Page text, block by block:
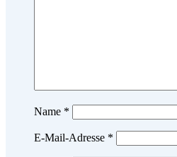
Name *
E-Mail-Adresse *